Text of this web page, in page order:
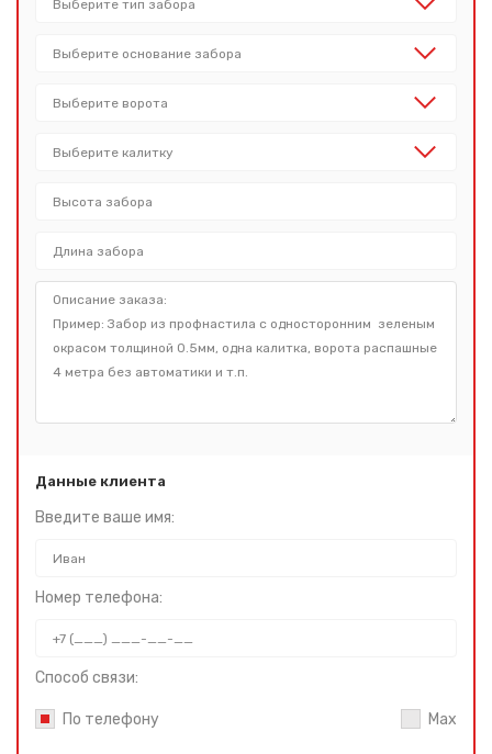
Данные клиента
Введите ваше имя:
Номер телефона:
Способ связи:
По телефону Max